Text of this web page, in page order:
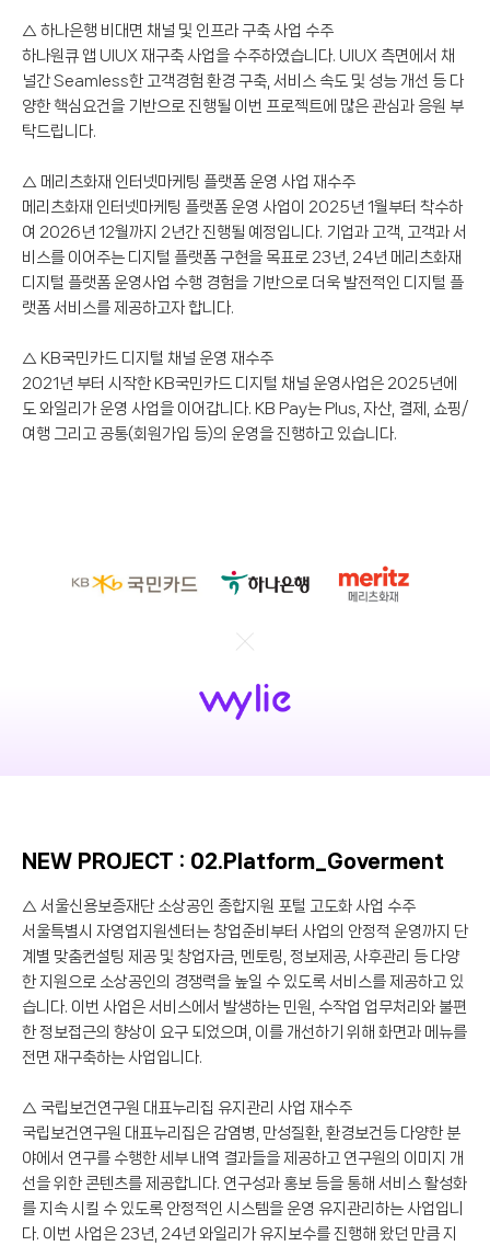
△ 하나은행 비대면 채널 및 인프라 구축 사업 수주
하나원큐 앱 UIUX 재구축 사업을 수주하였습니다. UIUX 측면에서 채
널간 Seamless한 고객경험 환경 구축, 서비스 속도 및 성능 개선 등 다
양한 핵심요건을 기반으로 진행될 이번 프로젝트에 많은 관심과 응원 부
탁드립니다.
△ 메리츠화재 인터넷마케팅 플랫폼 운영 사업 재수주
메리츠화재 인터넷마케팅 플랫폼 운영 사업이 2025년 1월부터 착수하
여 2026년 12월까지 2년간 진행될 예정입니다. 기업과 고객, 고객과 서
비스를 이어주는 디지털 플랫폼 구현을 목표로 23년, 24년 메리츠화재
디지털 플랫폼 운영사업 수행 경험을 기반으로 더욱 발전적인 디지털 플
랫폼 서비스를 제공하고자 합니다.
△ KB국민카드 디지털 채널 운영 재수주
2021년 부터 시작한 KB국민카드 디지털 채널 운영사업은 2025년에
도 와일리가 운영 사업을 이어갑니다. KB Pay는 Plus, 자산, 결제, 쇼핑/
여행 그리고 공통(회원가입 등)의 운영을 진행하고 있습니다.
NEW PROJECT : 02.Platform_Goverment
△ 서울신용보증재단 소상공인 종합지원 포털 고도화 사업 수주
서울특별시 자영업지원센터는 창업준비부터 사업의 안정적 운영까지 단
계별 맞춤컨설팅 제공 및 창업자금, 멘토링, 정보제공, 사후관리 등 다양
한 지원으로 소상공인의 경쟁력을 높일 수 있도록 서비스를 제공하고 있
습니다. 이번 사업은 서비스에서 발생하는 민원, 수작업 업무처리와 불편
한 정보접근의 향상이 요구 되었으며, 이를 개선하기 위해 화면과 메뉴를
전면 재구축하는 사업입니다.
△ 국립보건연구원 대표누리집 유지관리 사업 재수주
국립보건연구원 대표누리집은 감염병, 만성질환, 환경보건등 다양한 분
야에서 연구를 수행한 세부 내역 결과들을 제공하고 연구원의 이미지 개
선을 위한 콘텐츠를 제공합니다. 연구성과 홍보 등을 통해 서비스 활성화
를 지속 시킬 수 있도록 안정적인 시스템을 운영 유지관리하는 사업입니
다. 이번 사업은 23년, 24년 와일리가 유지보수를 진행해 왔던 만큼 지